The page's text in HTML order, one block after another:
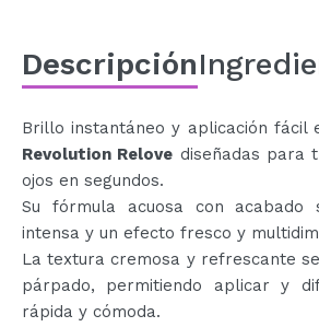
PRÓXIMAMENTE
Descripción
Brillo instantáneo y aplicación fácil
Revolution Relove diseñadas para
ojos en segundos.
Su fórmula acuosa con acabado
intensa y un efecto fresco y
La textura cremosa y refrescante
párpado, permitiendo aplicar y
rápida y cómoda.